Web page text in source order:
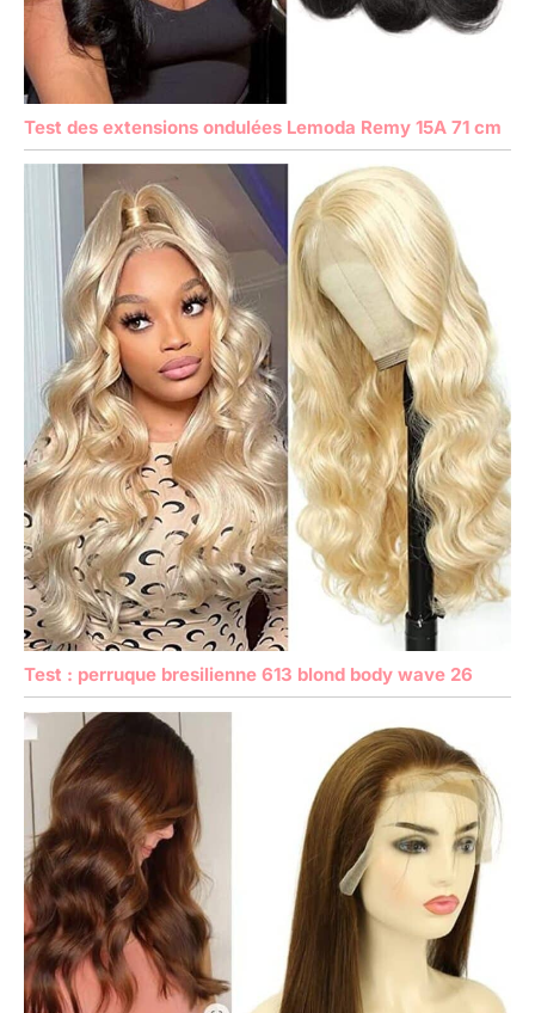
Test des extensions ondulées Lemoda Remy 15A 71 cm
Test : perruque bresilienne 613 blond body wave 26